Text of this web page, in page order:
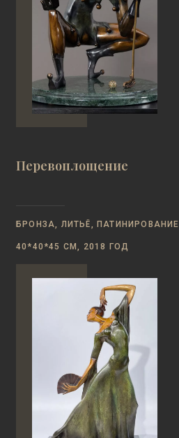
Перевоплощение
БРОНЗА, ЛИТЬЁ, ПАТИНИРОВАНИЕ
40*40*45 СМ, 2018 ГОД